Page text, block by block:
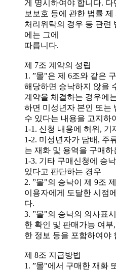
게 명시하여야 합니다.
보보호 등에 관한 법률
처리위탁의 경우 등 관련
에는 그에
따릅니다.
제 7조 계약의 성립
1. ”몰"은 제 6조와 같은
해당하면 승낙하지 않을
계약을 체결하는 경우에
하면 미성년자 본인 또는
수 있다는 내용을 고지하
1-1. 신청 내용에 허위,
1-2. 미성년자가 담배, 주
는 재화 및 용역을 구매하
1-3. 기타 구매신청에 승
있다고 판단하는 경우
2. ”몰"의 승낙이 제 9조
이용자에게 도달한 시점
다.
3. ”몰"의 승낙의 의사표
한 확인 및 판매가능 여
한 정보 등을 포함하여야
제 8조 지급방법
1. ”몰"에서 구매한 재화